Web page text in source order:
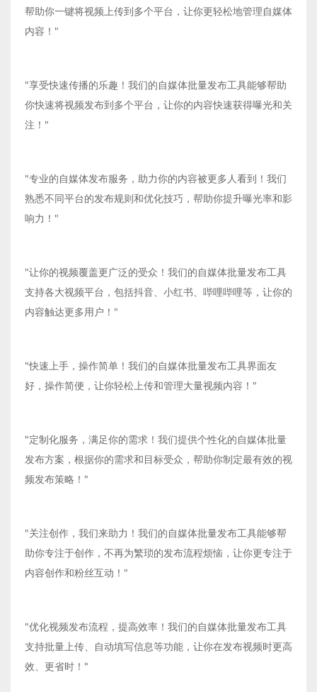
帮助你一键将视频上传到多个平台，让你更轻松地管理自媒体
内容！"
"享受快速传播的乐趣！我们的自媒体批量发布工具能够帮助
你快速将视频发布到多个平台，让你的内容快速获得曝光和关
注！"
"专业的自媒体发布服务，助力你的内容被更多人看到！我们
熟悉不同平台的发布规则和优化技巧，帮助你提升曝光率和影
响力！"
"让你的视频覆盖更广泛的受众！我们的自媒体批量发布工具
支持各大视频平台，包括抖音、小红书、哔哩哔哩等，让你的
内容触达更多用户！"
"快速上手，操作简单！我们的自媒体批量发布工具界面友
好，操作简便，让你轻松上传和管理大量视频内容！"
"定制化服务，满足你的需求！我们提供个性化的自媒体批量
发布方案，根据你的需求和目标受众，帮助你制定最有效的视
频发布策略！"
"关注创作，我们来助力！我们的自媒体批量发布工具能够帮
助你专注于创作，不再为繁琐的发布流程烦恼，让你更专注于
内容创作和粉丝互动！"
"优化视频发布流程，提高效率！我们的自媒体批量发布工具
支持批量上传、自动填写信息等功能，让你在发布视频时更高
效、更省时！"